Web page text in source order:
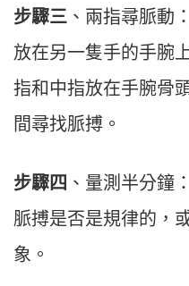
步驟三 、兩指尋脈動
放在另⼀隻⼿的⼿腕
指和中指放在⼿腕骨
間尋找脈搏。
步驟四 、量測半分鐘
脈搏是否是規律的，
象。